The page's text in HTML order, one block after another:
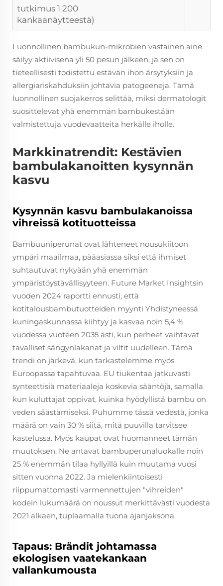
tutkimus 1 200
kankaanäytteestä)
Luonnollinen bambukun-mikrobien vastainen aine
säilyy aktiivisena yli 50 pesun jälkeen, ja sen on
tieteellisesti todistettu estävän ihon ärsytyksiin ja
allergiariskahduksiin johtavia patogeeneja. Tämä
luonnollinen suojakerros selittää, miksi dermatologit
suosittelevat yhä enemmän bambukestään
valmistettuja vuodevaatteita herkälle iholle.
Markkinatrendit: Kestävien
bambulakanoitten kysynnän
kasvu
Kysynnän kasvu bambulakanoissa
vihreissä kotituotteissa
Bambuuniperunat ovat lähteneet nousukiitoon
ympäri maailmaa, pääasiassa siksi että ihmiset
suhtautuvat nykyään yhä enemmän
ympäristöystävällisyyteen. Future Market Insightsin
vuoden 2024 raportti ennusti, että
kotitalousbambutuotteiden myynti Yhdistyneessä
kuningaskunnassa kiihtyy ja kasvaa noin 5,4 %
vuodessa vuoteen 2035 asti, kun perheet vaihtavat
tavalliset sängynlakanat ja viltit uudelleen. Tämä
trendi on järkevä, kun tarkastelemme myös
Euroopassa tapahtuvaa. EU tiukentaa jatkuvasti
synteettisiä materiaaleja koskevia sääntöjä, samalla
kun kuluttajat oppivat, kuinka hyödyllistä bambu on
veden säästämiseksi. Puhumme tässä vedestä, jonka
määrä on vain 30 % siitä, mitä puuvilla tarvitsee
kastelussa. Myös kaupat ovat huomanneet tämän
muutoksen. Ne antavat bambuperunaluokalle noin
25 % enemmän tilaa hyllyillä kuin muutama vuosi
sitten vuonna 2022. Ja mielenkiintoisesti
riippumattomasti varmennettujen "vihreiden"
kodein lukumäärä on noussut merkittävästi vuodesta
2021 alkaen, tuplaamalla tuona ajanjaksona.
Tapaus: Brändit johtamassa
ekologisen vaatekankaan
vallankumousta